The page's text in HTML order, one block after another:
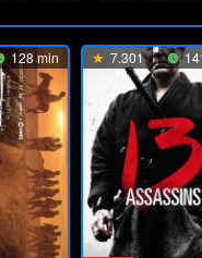
128 min 7.301